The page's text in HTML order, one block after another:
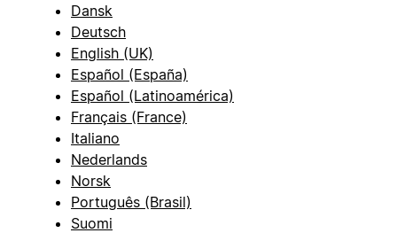
Dansk
Deutsch
English (UK)
Español (España)
Español (Latinoamérica)
Français (France)
Italiano
Nederlands
Norsk
Português (Brasil)
Suomi